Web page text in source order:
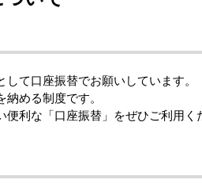
て口座振替でお願いしています。
める制度です。
利な「口座振替」をぜひご利用く